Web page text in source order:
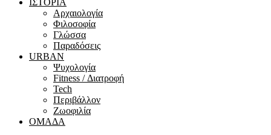
ΙΣΤΟΡΙΑ
Αρχαιολογία
Φιλοσοφία
Γλώσσα
Παραδόσεις
URBAN
Ψυχολογία
Fitness / Διατροφή
Tech
Περιβάλλον
Ζωοφιλία
ΟΜΑΔΑ